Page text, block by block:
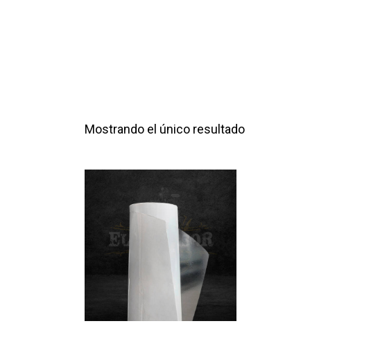
Mostrando el único resultado